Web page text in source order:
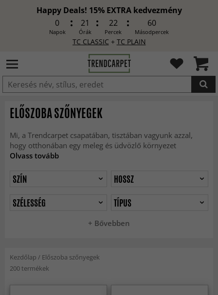
Happy Deals! 15% EXTRA kedvezmény
0
Napok
21
Órák
22
Percek
58
Másodpercek
TC CLASSIC + TC PLAIN
HOZZÁADVA
ELŐSZOBA SZŐNYEGEK
Mi, a Trendcarpet csapatában, tisztában vagyunk azzal,
hogy otthonában egy meleg és üdvözlő környezet
Olvass tovább
+ Bővebben
SZÍN
HOSSZ
SZÉLESSÉG
TÍPUS
Kezdőlap / Előszoba szőnyegek
200 termékek